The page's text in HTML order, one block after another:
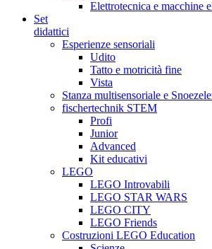
Elettrotecnica e macchine
Set
didattici
Esperienze sensoriali
Udito
Tatto e motricità fine
Vista
Stanza multisensoriale e
fischertechnik STEM
Profi
Junior
Advanced
Kit educativi
LEGO
LEGO Introvabili
LEGO STAR WARS
LEGO CITY
LEGO Friends
Costruzioni LEGO Education